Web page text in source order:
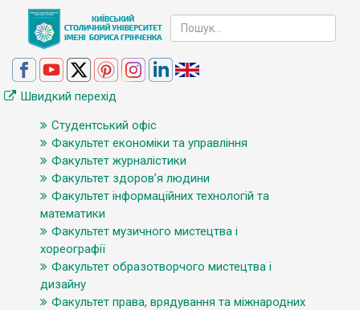
Швидкий перехід
Студентський офіс
Факультет економіки та управління
Факультет журналістики
Факультет здоров’я людини
Факультет інформаційних технологій та
математики
Факультет музичного мистецтва і
хореографії
Факультет образотворчого мистецтва і
дизайну
Факультет права, врядування та міжнародних